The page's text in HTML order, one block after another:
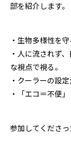
部を紹介します。
・生物多様性を守
・人に流されず
な視点で視る。
・クーラーの設
・「エコ＝不
参加してくださ